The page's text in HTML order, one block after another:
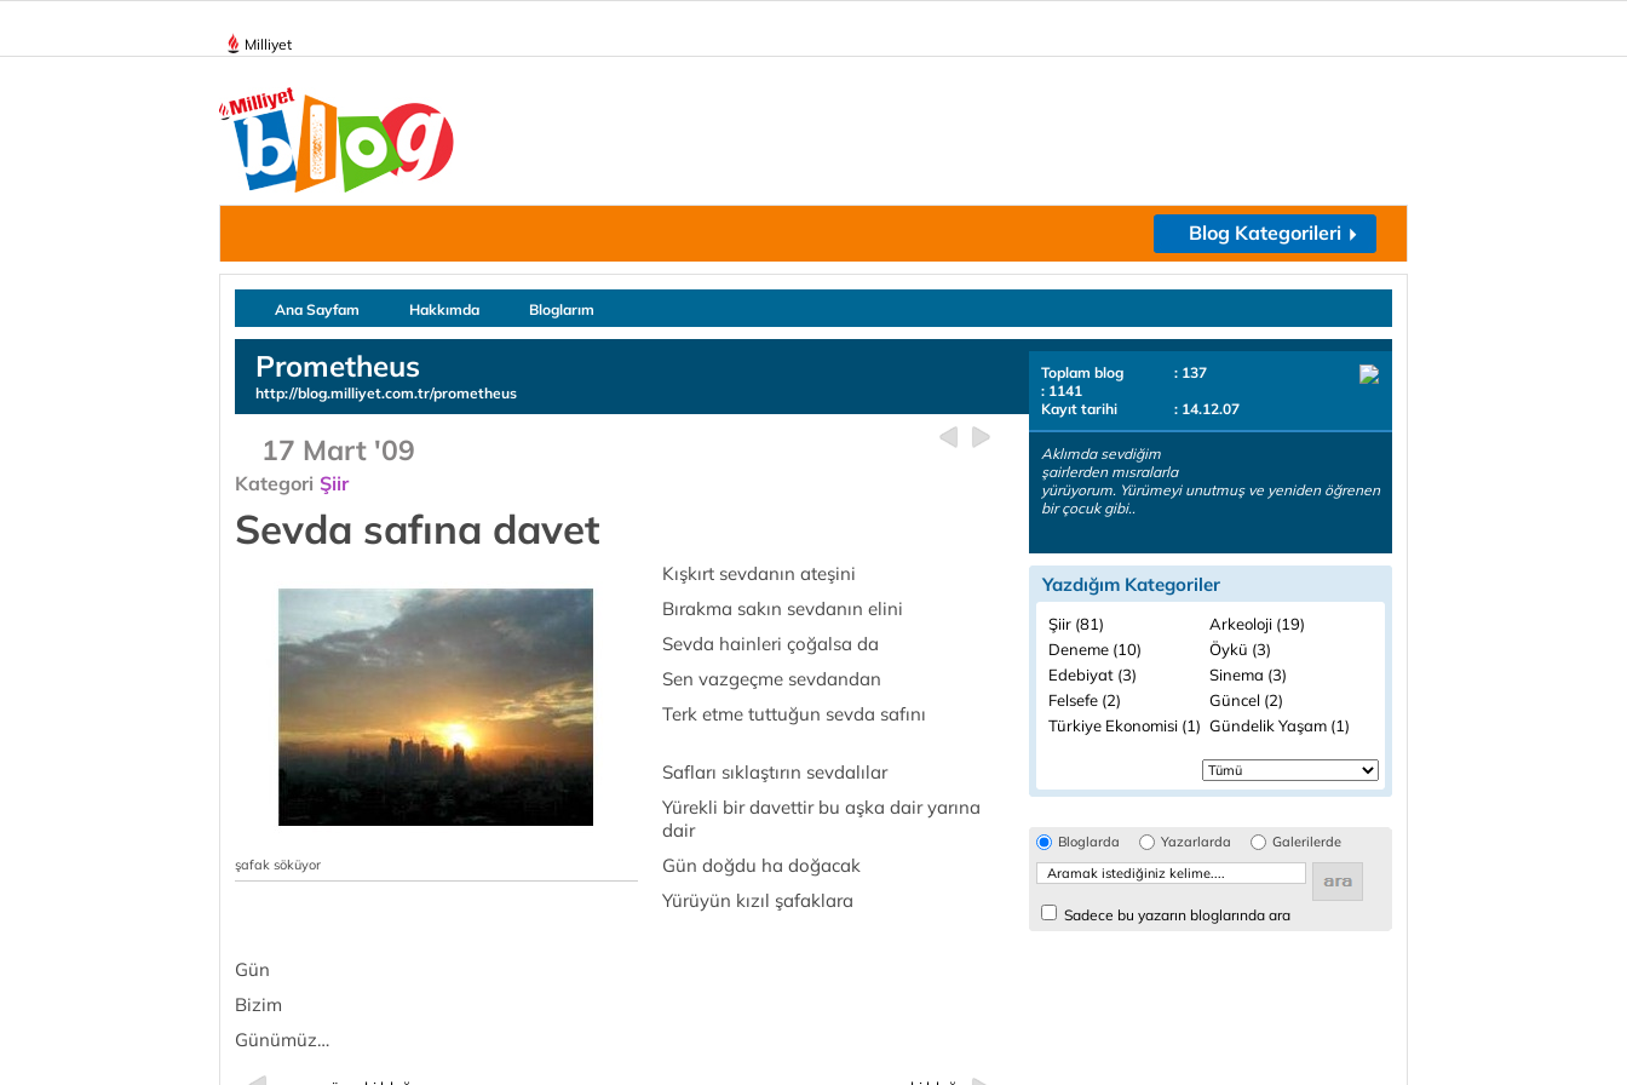
Milliyet
Blog Kategorileri
Ana Sayfam Hakkımda Bloglarım
Prometheus
http://blog.milliyet.com.tr/prometheus
17 Mart '09
Kategori Şiir
Sevda safına davet
şafak söküyor
Kışkırt sevdanın ateşini
Bırakma sakın sevdanın elini
Sevda hainleri çoğalsa da
Sen vazgeçme sevdandan
Terk etme tuttuğun sevda safını
Safları sıklaştırın sevdalılar
Yürekli bir davettir bu aşka dair yarına
dair
Gün doğdu ha doğacak
Yürüyün kızıl şafaklara
Gün
Bizim
Günümüz…
Toplam blog
: 137
: 1141
Kayıt tarihi
: 14.12.07
Aklımda sevdiğim
şairlerden mısralarla
yürüyorum. Yürümeyi unutmuş ve yeniden öğrenen
bir çocuk gibi..
Yazdığım Kategoriler
Şiir (81)
Arkeoloji (19)
Deneme (10)
Öykü (3)
Edebiyat (3)
Sinema (3)
Felsefe (2)
Güncel (2)
Türkiye Ekonomisi (1) Gündelik Yaşam (1)
Bloglarda Yazarlarda Galerilerde
Sadece bu yazarın bloglarında ara